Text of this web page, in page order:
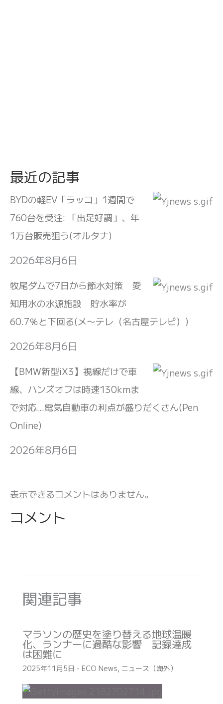
最近の記事
BYDの軽EV「ラッコ」1週間で
760台を受注: 「出足好調」、年
1万台販売狙う(オルタナ)
2026年8月6日
牧尾ダムで7日から節水対策 愛
知用水の水源施設 貯水率が
60.7％と下回る(メ〜テレ（名古屋テレビ）)
2026年8月6日
【BMW新型iX3】視線だけで車
線、ハンズオフは時速130kmま
で対応…電気自動車の利点が盛りだくさん(Pen
Online)
2026年8月6日
表示できるコメントはありません。
コメント
関連記事
マラソンの歴史を塗り替える地球温暖
化、ランナーに過酷な影響 記録達成
は困難に
2025年11月5日 - ECO News, ニュース（海外）